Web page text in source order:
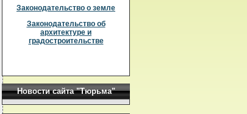
Законодательство о земле
Законодательство об
архитектуре и
градостроительстве
Новости сайта "Тюрьма"